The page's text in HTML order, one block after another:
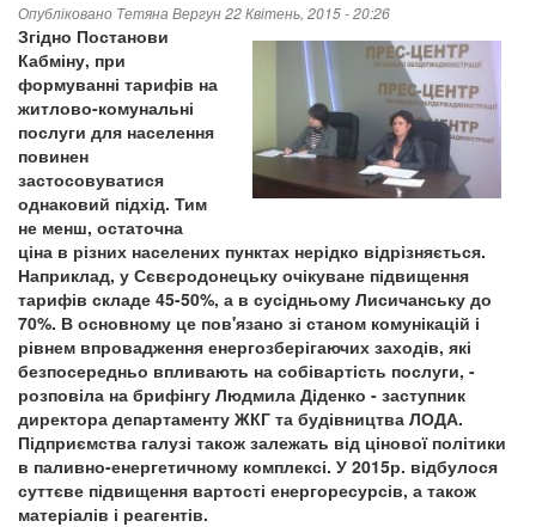
Опубліковано Тетяна Вергун22 Квітень, 2015 - 20:26
Згідно Постанови
Кабміну, при
формуванні тарифів на
житлово-комунальні
послуги для населення
повинен
застосовуватися
однаковий підхід. Тим
не менш, остаточна
ціна в різних населених пунктах нерідко відрізняється.
Наприклад, у Сєвєродонецьку очікуване підвищення
тарифів складе 45-50%, а в сусідньому Лисичанську до
70%. В основному це пов'язано зі станом комунікацій і
рівнем впровадження енергозберігаючих заходів, які
безпосередньо впливають на собівартість послуги, -
розповіла на брифінгу Людмила Діденко - заступник
директора департаменту ЖКГ та будівництва ЛОДА.
Підприємства галузі також залежать від цінової політики
в паливно-енергетичному комплексі. У 2015р. відбулося
суттєве підвищення вартості енергоресурсів, а також
матеріалів і реагентів.